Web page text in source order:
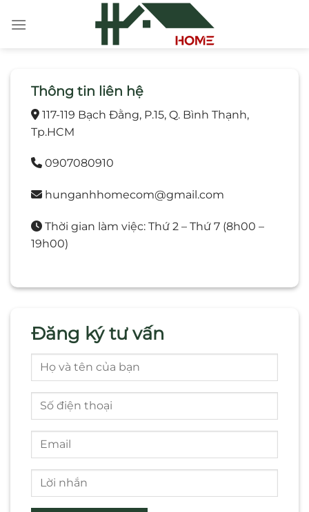
đến
Thông tin liên hệ
117-119 Bạch Đằng, P.15, Q. Bình Thạnh,
Tp.HCM
0907080910
hunganhhomecom@gmail.com
Thời gian làm việc: Thứ 2 – Thứ 7 (8h00 –
19h00)
Đăng ký tư vấn